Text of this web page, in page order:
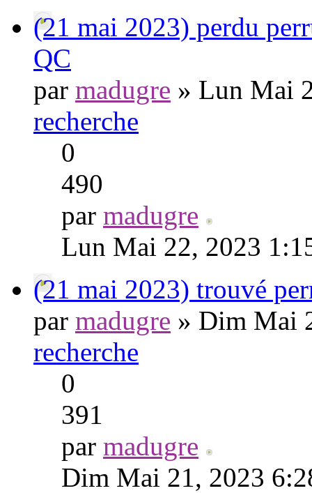
(21 mai 2023) perdu
QC
par madugre » Lun Mai
recherche
0
490
par madugre
Lun Mai 22, 2023
(21 mai 2023) trouvé
par madugre » Dim Mai
recherche
0
391
par madugre
Dim Mai 21, 2023